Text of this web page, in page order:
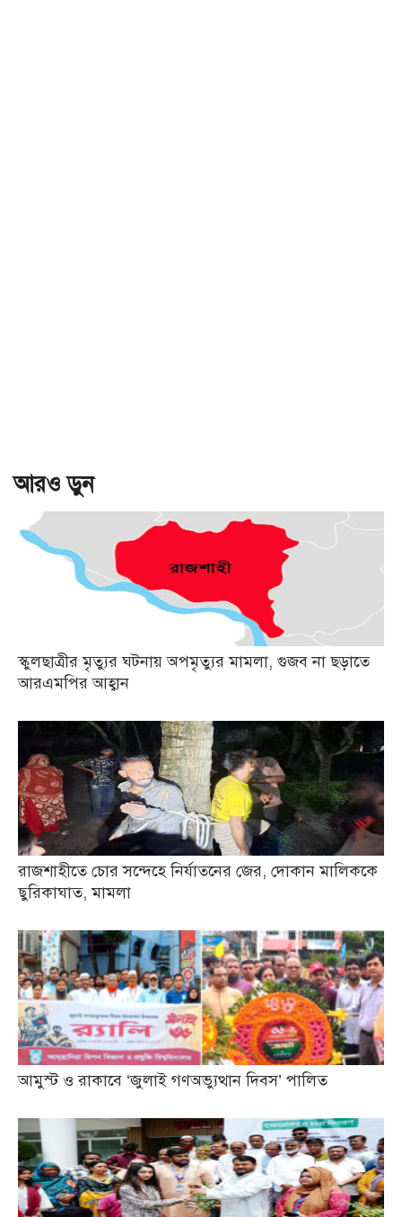
আরও ড়ুন
স্কুলছাত্রীর মৃত্যুর ঘটনায় অপমৃত্যুর মামলা, গুজব না ছড়াতে
আরএমপির আহ্বান
রাজশাহীতে চোর সন্দেহে নির্যাতনের জের, দোকান মালিককে
ছুরিকাঘাত, মামলা
আমুস্ট ও রাকাবে ‘জুলাই গণঅভ্যুত্থান দিবস’ পালিত